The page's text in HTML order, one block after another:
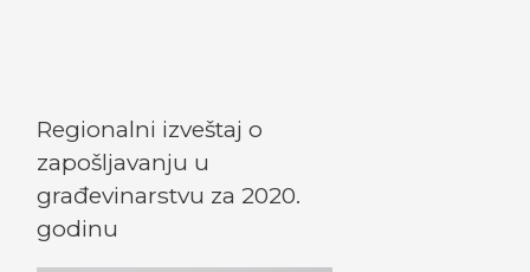
Regionalni izveštaj o
zapošljavanju u
građevinarstvu za 2020.
godinu